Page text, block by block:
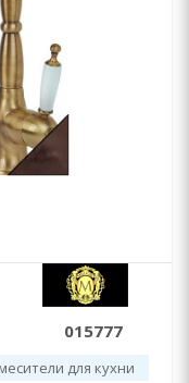
015777
для кухни